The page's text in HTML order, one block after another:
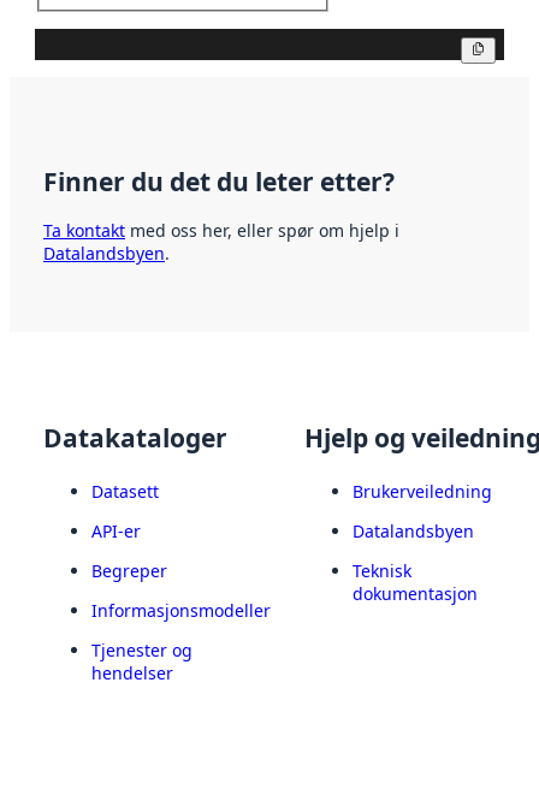
Finner du det du leter etter?
Ta kontakt med oss her, eller spør om hjelp i
Datalandsbyen.
Datakataloger
Datasett
API-er
Begreper
Informasjonsmodeller
Tjenester og
hendelser
Hjelp og
Brukerveiledning
Datalandsbyen
Teknisk
dokumentasjon